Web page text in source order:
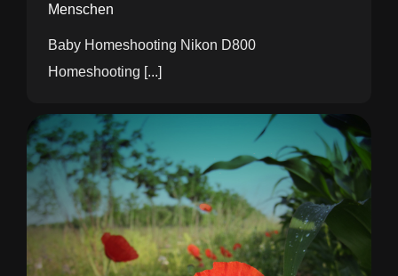
Menschen
Baby Homeshooting Nikon D800
Homeshooting [...]